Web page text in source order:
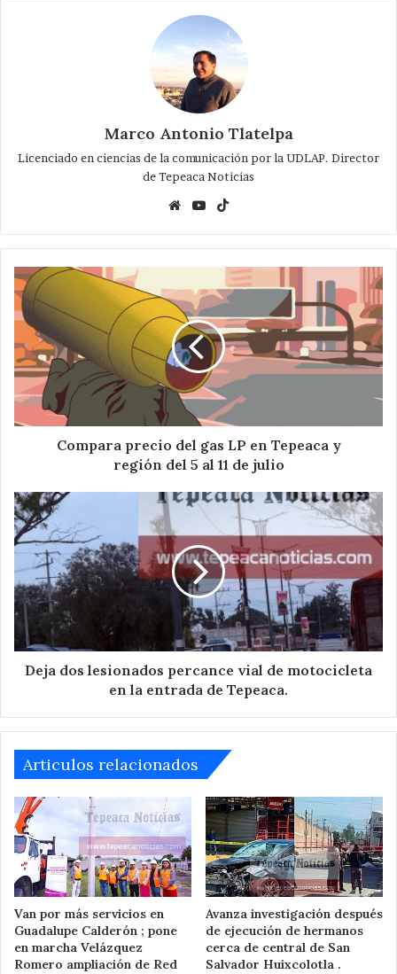
Marco Antonio Tlatelpa
Licenciado en ciencias de la comunicación por la UDLAP. Director
de Tepeaca Noticias
WebsiteYouTube
Compara
precio
del
gas
LP
en
Tepeaca
y
región del
de
julio
Compara precio del gas LP en Tepeaca y
región del 5 al 11 de julio
Deja
dos
lesionados
percance
vial
de
motocicleta
en
la
entrada
Deja dos lesionados percance vial de motocicleta
en la entrada de Tepeaca.
Articulos relacionados
Van por más servicios en
Guadalupe Calderón ; pone
en marcha Velázquez
Romero ampliación de Red
Avanza investigación después
de ejecución de hermanos
cerca de central de San
Salvador Huixcolotla .